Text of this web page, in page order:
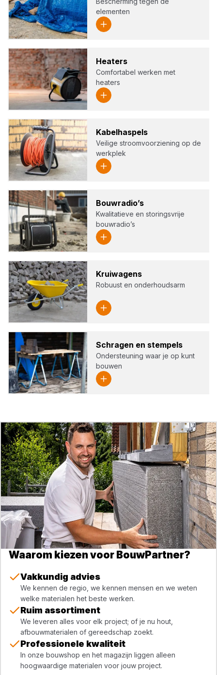
elementen
Hea­ters
Comfortabel werken met
heaters
Kabel­has­pels
Veilige stroomvoorziening op de
werkplek
Bouw­ra­dio’s
Kwalitatieve en storingsvrije
bouwradio’s
Krui­wa­gens
Robuust en onderhoudsarm
Schra­gen en stem­pels
Ondersteuning waar je op kunt
bouwen
Waarom kiezen voor BouwPartner?
Vakkundig advies
We kennen de regio, we kennen mensen en we weten
welke materialen het beste werken.
Ruim assortiment
We leveren alles voor elk project; of je nu hout,
afbouwmaterialen of gereedschap zoekt.
Professionele kwaliteit
In onze bouwshop en het magazijn liggen alleen
hoogwaardige materialen voor jouw project.